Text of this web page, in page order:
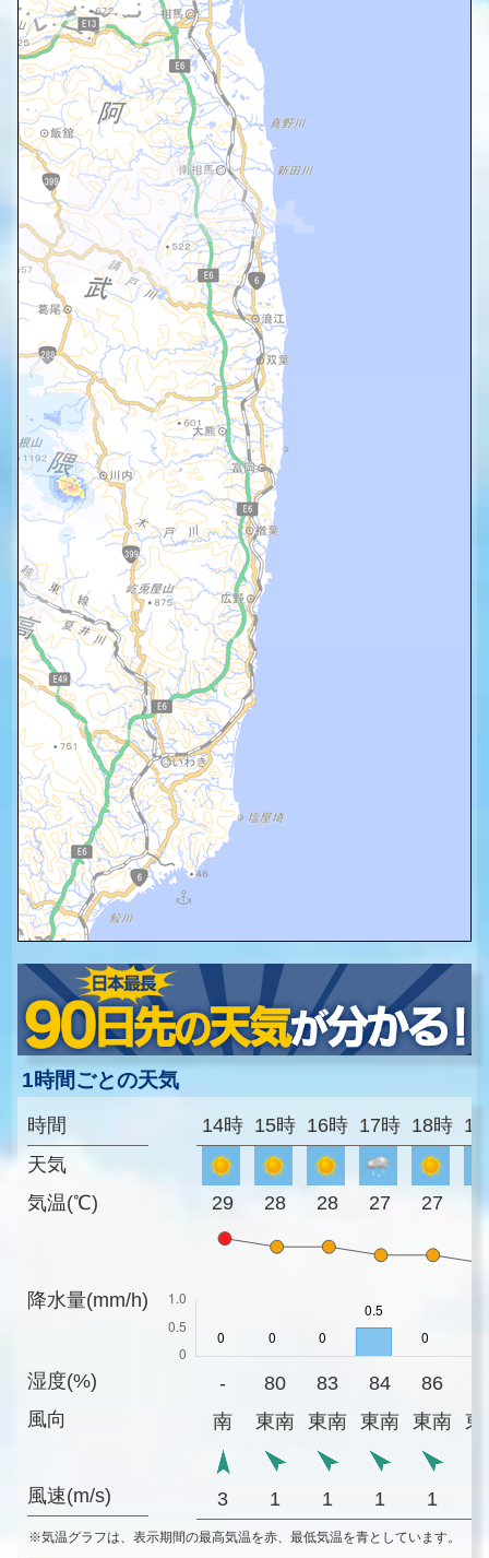
1時間ごとの天気
時間
天気
気温(℃)
降水量(mm/h)
湿度(%)
風向
風速(m/s)
14時 15時 16時 17時 18時
29 28 28 27 27
- 80 83 84 86
南
東南 東南 東南 東南 東
3 1 1 1 1
※気温グラフは、表示期間の最高気温を赤、最低気温を青としています。